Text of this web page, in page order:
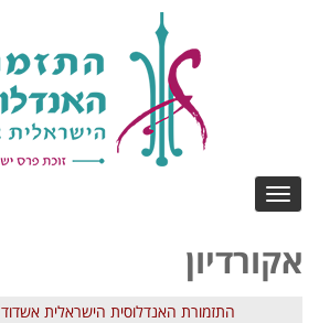
Toggle
navigation
אקורדיון
התזמורת האנדלוסית הישראלית אשדוד